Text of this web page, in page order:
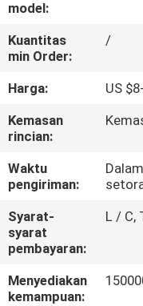
KONTROL
KUALITAS
HUBUNGI
KAMI
PERMINTAAN
PENAWARAN
SITEMAP
model:
Kuantitas
min Order:
/
Harga:
US
Kemasan
rincian:
Waktu
pengiriman:
Syarat-
syarat
pembayaran:
L / C,
Menyediakan
kemampuan: